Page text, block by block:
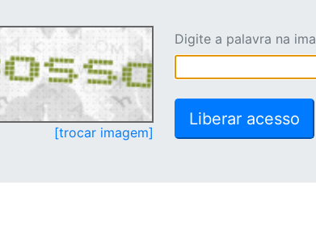
[trocar imagem]
Digite a palavra na